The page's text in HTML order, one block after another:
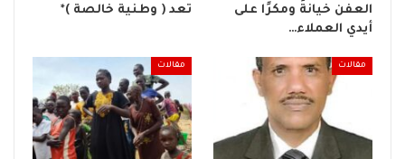
العفن خيانةً ومكرًا على
أيدي العملاء…
تعد ( وطنية خالصة )*
مقالات مقالات